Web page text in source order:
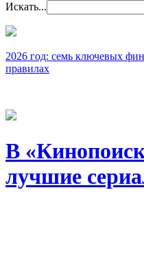
Искать...
2026 год: семь ключевых
правилах
В
лучшие